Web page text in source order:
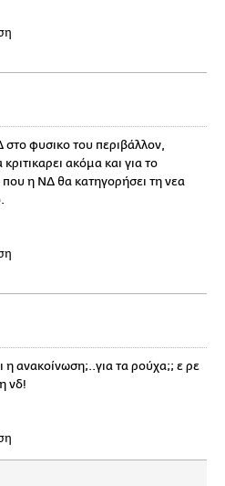
φυσικο του περιβάλλον,
ακόμα και για το
που η ΝΔ θα κατηγορήσει τη νεα
η ανακοίνωση;..για τα ρούχα;; ε ρε
νδ!